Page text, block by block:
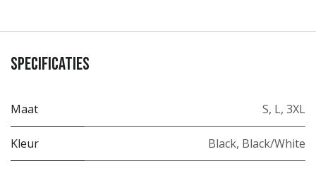
Specificaties
Maat S, L, 3XL
Kleur Black, Black/White